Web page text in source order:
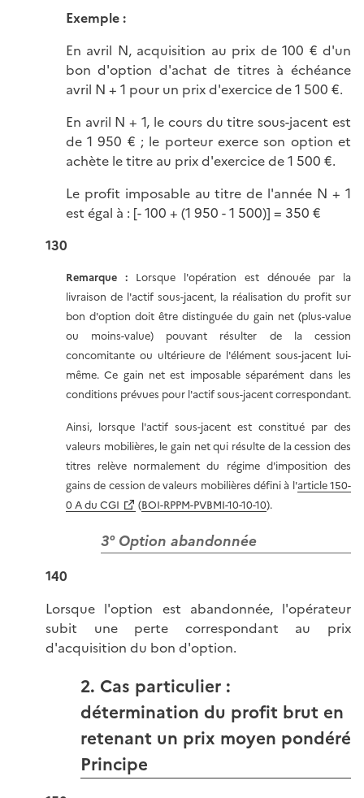
Exemple :
En avril N, acquisition au prix de 100 € d'un
bon d'option d'achat de titres à échéance
avril N + 1 pour un prix d'exercice de 1 500 €.
En avril N + 1, le cours du titre sous-jacent est
de 1 950 € ; le porteur exerce son option et
achète le titre au prix d'exercice de 1 500 €.
Le profit imposable au titre de l'année N + 1
est égal à : [- 100 + (1 950 - 1 500)] = 350 €
130
Remarque :Lorsque l'opération est dénouée par la
livraison de l'actif sous-jacent, la réalisation du profit sur
bon d'option doit être distinguée du gain net (plus-value
ou moins-value) pouvant résulter de la cession
concomitante ou ultérieure de l'élément sous-jacent lui-
même. Ce gain net est imposable séparément dans les
conditions prévues pour l'actif sous-jacent correspondant.
Ainsi, lorsque l'actif sous-jacent est constitué par des
valeurs mobilières, le gain net qui résulte de la cession des
titres relève normalement du régime d'imposition des
gains de cession de valeurs mobilières défini à l'article 150-
0 A du CGI
(BOI-RPPM-PVBMI-10-10-10).
3° Option abandonnée
140
Lorsque l'option est abandonnée, l'opérateur
subit une perte correspondant au prix
d'acquisition du bon d'option.
2. Cas particulier :
détermination du profit brut en
retenant un prix moyen pondéré
Principe